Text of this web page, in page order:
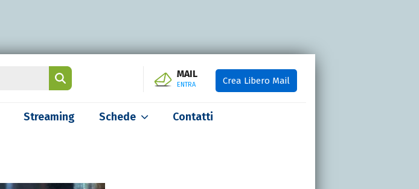
MAIL
ENTRA Crea Libero Mail
Streaming Schede Contatti